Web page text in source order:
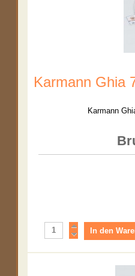
Karmann Ghia
Karmann